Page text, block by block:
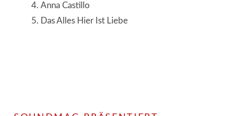
Anna Castillo
Das Alles Hier Ist Liebe